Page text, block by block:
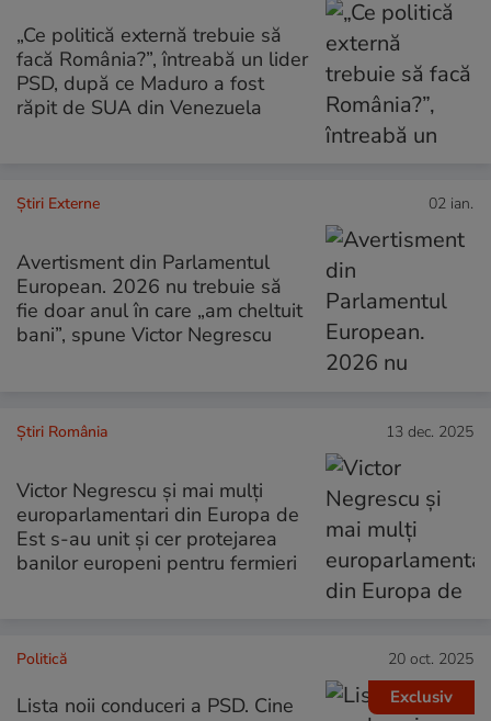
„Ce politică externă trebuie să
facă România?”, întreabă un lider
PSD, după ce Maduro a fost
răpit de SUA din Venezuela
Știri Externe 02 ian.
Avertisment din Parlamentul
European. 2026 nu trebuie să
fie doar anul în care „am cheltuit
bani”, spune Victor Negrescu
Știri România 13 dec. 2025
Victor Negrescu și mai mulți
europarlamentari din Europa de
Est s-au unit și cer protejarea
banilor europeni pentru fermieri
Exclusiv
Politică 20 oct. 2025
Lista noii conduceri a PSD. Cine